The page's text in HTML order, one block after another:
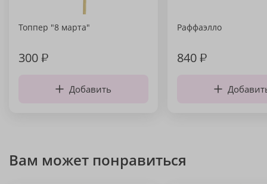
Топпер "8 марта"
300₽
Добавить
Раффаэлло
840₽
Вам может понравиться